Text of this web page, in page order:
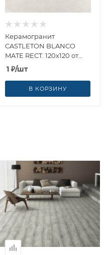
Керамогранит
CASTLETON BLANCO
MATE RECT. 120x120 от
Alaplana (Испания)
1 ₽/шт
В КОРЗИНУ